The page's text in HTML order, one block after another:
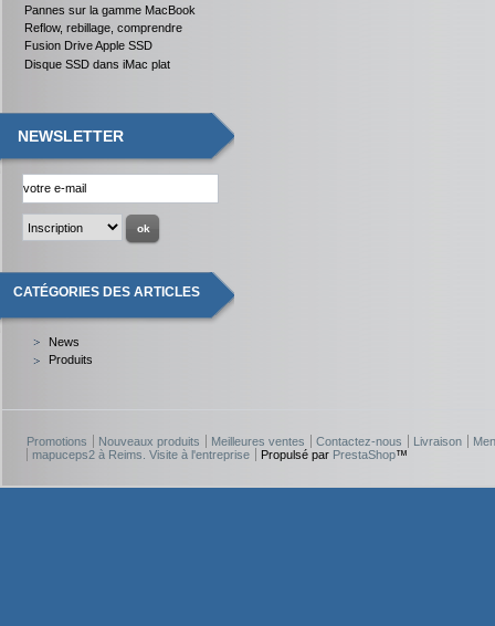
Pannes sur la gamme MacBook
Reflow, rebillage, comprendre
Fusion Drive Apple SSD
Disque SSD dans iMac plat
NEWSLETTER
CATÉGORIES DES ARTICLES
News
Produits
Promotions Nouveaux produits Meilleures ventes Contactez-nous Livraison
mapuceps2 à Reims. Visite à l'entreprise
Propulsé par PrestaShop™